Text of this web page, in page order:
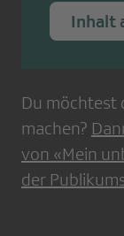
Inhalt
Du möchtest
machen?
von «Mein
der